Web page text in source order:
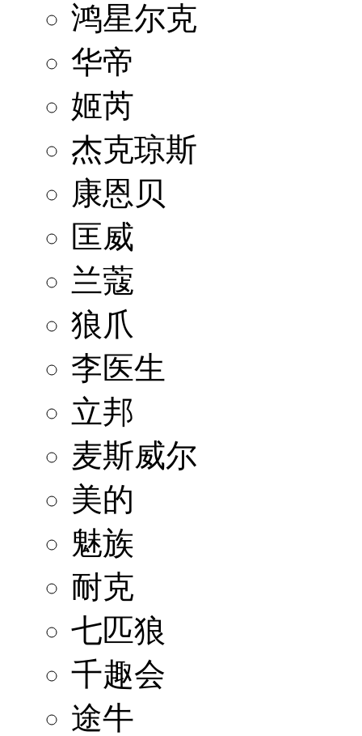
鸿星尔克
华帝
姬芮
杰克琼斯
康恩贝
匡威
兰蔻
狼爪
李医生
立邦
麦斯威尔
美的
魅族
耐克
七匹狼
千趣会
途牛